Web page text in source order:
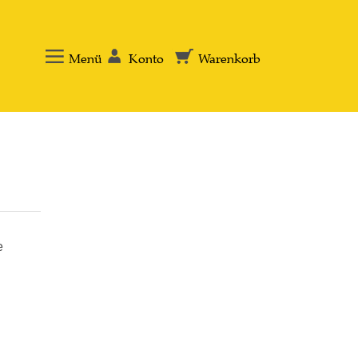
Menü Konto Warenkorb